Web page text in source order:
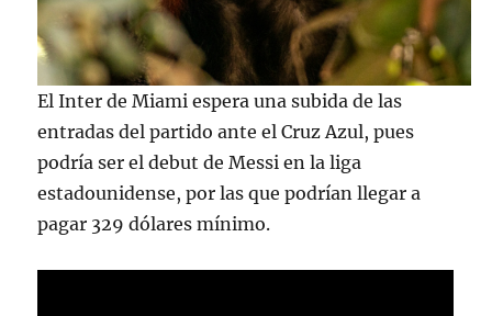
El Inter de Miami espera una subida de las
entradas del partido ante el Cruz Azul, pues
podría ser el debut de Messi en la liga
estadounidense, por las que podrían llegar a
pagar 329 dólares mínimo.